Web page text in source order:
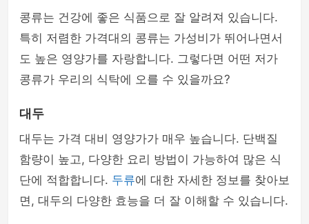
콩류는 건강에 좋은 식품으로 잘 알려져 있습니다.
특히 저렴한 가격대의 콩류는 가성비가 뛰어나면서
도 높은 영양가를 자랑합니다. 그렇다면 어떤 저가
콩류가 우리의 식탁에 오를 수 있을까요?
대두
대두는 가격 대비 영양가가 매우 높습니다. 단백질
함량이 높고, 다양한 요리 방법이 가능하여 많은 식
단에 적합합니다. 두류에 대한 자세한 정보를 찾아보
면, 대두의 다양한 효능을 더 잘 이해할 수 있습니다.